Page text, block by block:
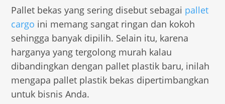
Pallet bekas yang sering disebut sebagai pallet
cargo ini memang sangat ringan dan kokoh
sehingga banyak dipilih. Selain itu, karena
harganya yang tergolong murah kalau
dibandingkan dengan pallet plastik baru, inilah
mengapa pallet plastik bekas dipertimbangkan
untuk bisnis Anda.